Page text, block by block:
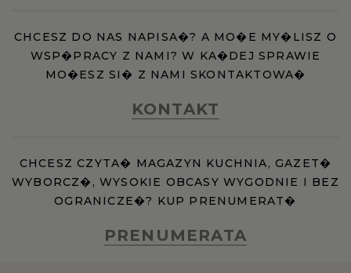
CHCESZ DO NAS NAPISA�? A MO�E MY�LISZ O
WSP�PRACY Z NAMI? W KA�DEJ SPRAWIE
MO�ESZ SI� Z NAMI SKONTAKTOWA�
KONTAKT
CHCESZ CZYTA� MAGAZYN KUCHNIA, GAZET�
WYBORCZ�, WYSOKIE OBCASY WYGODNIE I BEZ
OGRANICZE�? KUP PRENUMERAT�
PRENUMERATA